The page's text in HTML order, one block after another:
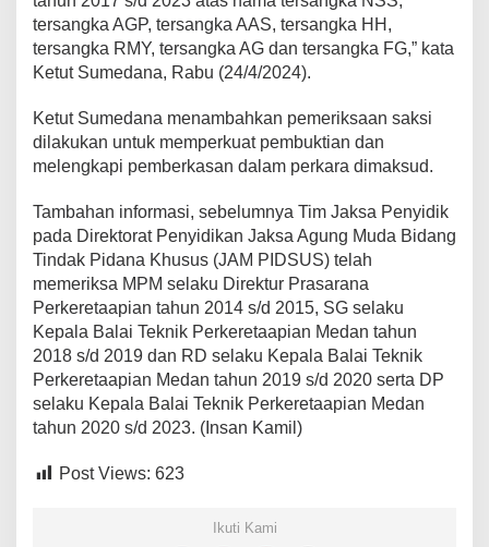
tersangka AGP, tersangka AAS, tersangka HH,
tersangka RMY, tersangka AG dan tersangka FG,” kata
Ketut Sumedana, Rabu (24/4/2024).
Ketut Sumedana menambahkan pemeriksaan saksi
dilakukan untuk memperkuat pembuktian dan
melengkapi pemberkasan dalam perkara dimaksud.
Tambahan informasi, sebelumnya Tim Jaksa Penyidik
pada Direktorat Penyidikan Jaksa Agung Muda Bidang
Tindak Pidana Khusus (JAM PIDSUS) telah
memeriksa MPM selaku Direktur Prasarana
Perkeretaapian tahun 2014 s/d 2015, SG selaku
Kepala Balai Teknik Perkeretaapian Medan tahun
2018 s/d 2019 dan RD selaku Kepala Balai Teknik
Perkeretaapian Medan tahun 2019 s/d 2020 serta DP
selaku Kepala Balai Teknik Perkeretaapian Medan
tahun 2020 s/d 2023. (Insan Kamil)
Post Views: 623
Ikuti Kami